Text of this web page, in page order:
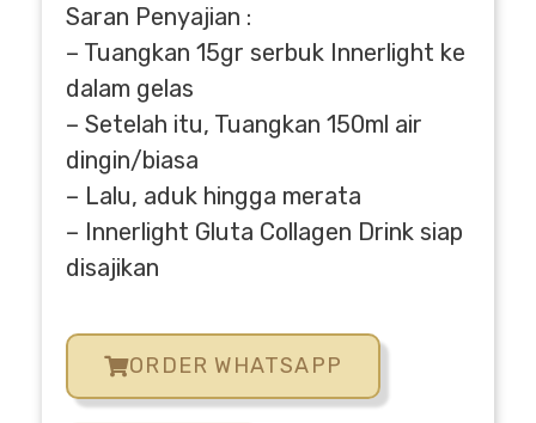
Saran Penyajian :
– Tuangkan 15gr serbuk Innerlight ke
dalam gelas
– Setelah itu, Tuangkan 150ml air
dingin/biasa
– Lalu, aduk hingga merata
– Innerlight Gluta Collagen Drink siap
disajikan
ORDER WHATSAPP